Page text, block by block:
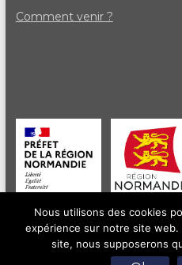
Comment venir ?
Nous utilisons des cookies
expérience sur notre site
site, nous supposerons